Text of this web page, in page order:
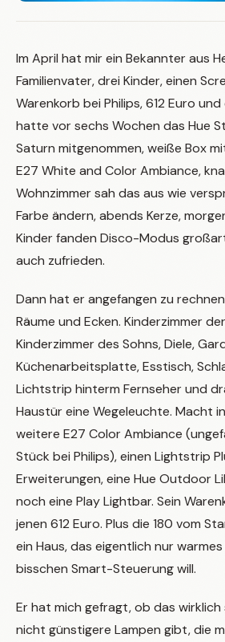
Im April hat mir ein Bekannter aus
Familienvater, drei Kinder, einen
Warenkorb bei Philips, 612 Euro
hatte vor sechs Wochen das Hue
Saturn mitgenommen, weiße Box
E27 White and Color Ambiance,
Wohnzimmer sah das aus wie
Farbe ändern, abends Kerze,
Kinder fanden Disco-Modus
auch zufrieden.
Dann hat er angefangen zu
Räume und Ecken. Kinderzimmer
Kinderzimmer des Sohns, Diele,
Küchenarbeitsplatte, Esstisch,
Lichtstrip hinterm Fernseher und
Haustür eine Wegeleuchte. Macht
weitere E27 Color Ambiance
Stück bei Philips), einen Lightstrip
Erweiterungen, eine Hue Outdoor
noch eine Play Lightbar. Sein
jenen 612 Euro. Plus die 180 vom
ein Haus, das eigentlich nur
bisschen Smart-Steuerung will.
Er hat mich gefragt, ob das wirklich
nicht günstigere Lampen gibt, die